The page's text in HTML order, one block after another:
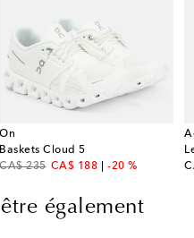
On
Baskets Cloud 5
CA$ 235
original priceCA$ 188
discount price
-20 %
également